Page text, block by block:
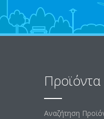
Προϊόντα
Αναζήτηση